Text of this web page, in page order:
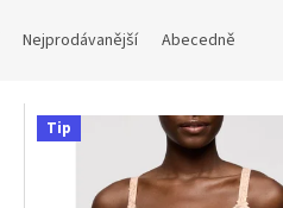
Nejprodávanější Abecedně
Tip